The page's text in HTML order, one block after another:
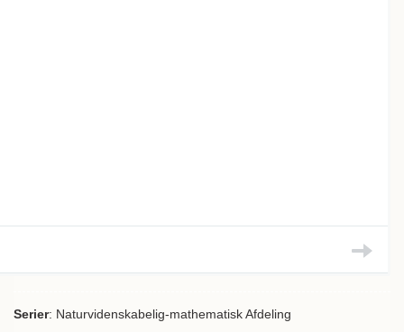
Serier: Naturvidenskabelig-mathematisk Afdeling